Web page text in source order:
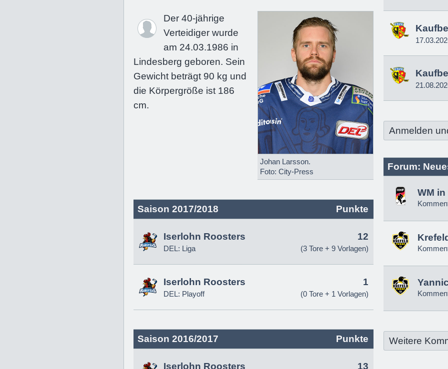
Johan Larsson.
Foto: City-Press
Der 40-jährige
Verteidiger wurde
am 24.03.1986 in
Lindesberg geboren. Sein
Gewicht beträgt 90 kg und
die Körpergröße ist 186
cm.
Saison 2017/2018 Punkte
Iserlohn Roosters
DEL: Liga
12
(3 Tore + 9 Vorlagen)
Iserlohn Roosters
DEL: Playoff
1
(0 Tore + 1 Vorlagen)
Saison 2016/2017 Punkte
Iserlohn Roosters 13
Anmelden
Forum:
WM
Weitere